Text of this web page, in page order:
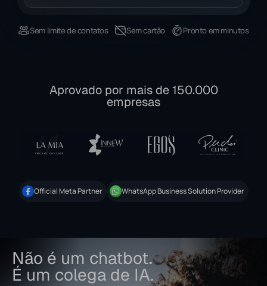
Sem limite de contatos Sem cartão Pronto em minutos
Aprovado por mais de 150.000
empresas
Official Meta Partner WhatsApp Business Solution Provider
Não é um chatbot.
É um colega de IA.